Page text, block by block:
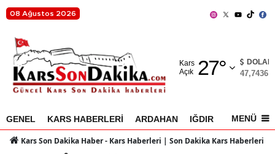
08 Ağustos 2026
Kars
Açık 27°
Adıyaman
Ağrı
Amasya
DOLAR
47,7436
GENEL KARS HABERLERİ ARDAHAN IĞDIR AKYAKA
MENÜ
Kars Son Dakika Haber - Kars Haberleri | Son Dakika Kars Haberleri